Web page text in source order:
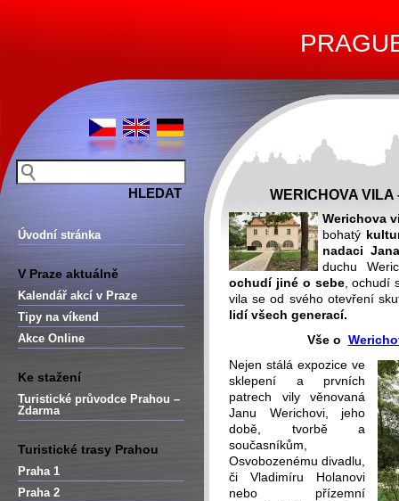
Úvodní stránka
V Praze aktuálně
Kalendář akcí v Praze
Tipy na víkend
Akce Online
Ke stažení
Turistické průvodce Prahou –
Zdarma
Turistické trasy Prahou
Praha 1
Praha 2
WERICHOVA VILA
Werichova
bohatý
nadaci
duchu
ochudí jiné o sebe, ochudí
vila se od svého otevření
lidí všech generací.
Vše o
Nejen stálá expozice ve
sklepení a prvních
patrech vily věnovaná
Janu Werichovi, jeho
době, tvorbě a
současníkům,
Osvobozenému divadlu,
či Vladimíru Holanovi
nebo přízemní